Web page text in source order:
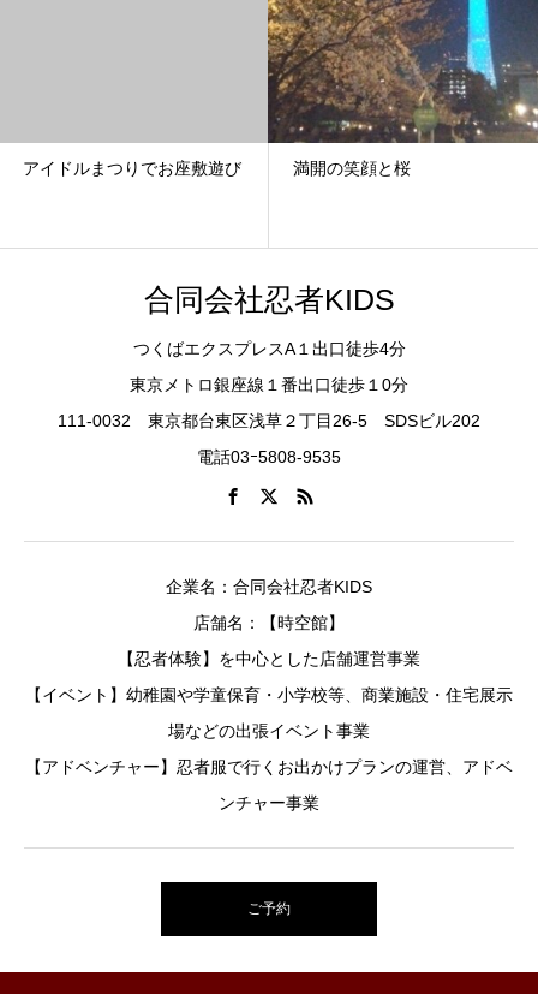
アイドルまつりでお座敷遊び 満開の笑顔と桜
合同会社忍者KIDS
つくばエクスプレスA１出口徒歩4分
東京メトロ銀座線１番出口徒歩１0分
111-0032 東京都台東区浅草２丁目26-5 SDSビル202
電話03ｰ5808-9535
企業名：合同会社忍者KIDS
店舗名：【時空館】
【忍者体験】を中心とした店舗運営事業
【イベント】幼稚園や学童保育・小学校等、商業施設・住宅展示
場などの出張イベント事業
【アドベンチャー】忍者服で行くお出かけプランの運営、アドベ
ンチャー事業
ご予約